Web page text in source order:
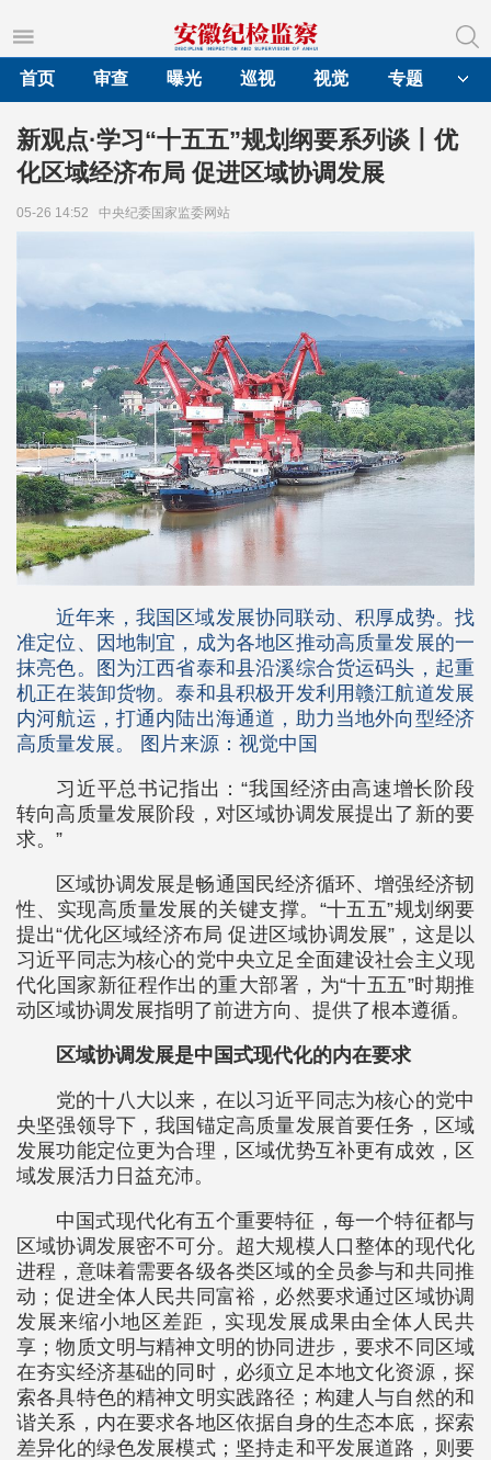
首页
审查 曝光 巡视 视觉 专题
新观点·学习“十五五”规划纲要系列谈丨优
化区域经济布局 促进区域协调发展
05-26 14:52 中央纪委国家监委网站
近年来，我国区域发展协同联动、积厚成势。找
准定位、因地制宜，成为各地区推动高质量发展的一
抹亮色。图为江西省泰和县沿溪综合货运码头，起重
机正在装卸货物。泰和县积极开发利用赣江航道发展
内河航运，打通内陆出海通道，助力当地外向型经济
高质量发展。 图片来源：视觉中国
习近平总书记指出：“我国经济由高速增长阶段
转向高质量发展阶段，对区域协调发展提出了新的要
求。”
区域协调发展是畅通国民经济循环、增强经济韧
性、实现高质量发展的关键支撑。“十五五”规划纲要
提出“优化区域经济布局 促进区域协调发展”，这是以
习近平同志为核心的党中央立足全面建设社会主义现
代化国家新征程作出的重大部署，为“十五五”时期推
动区域协调发展指明了前进方向、提供了根本遵循。
区域协调发展是中国式现代化的内在要求
党的十八大以来，在以习近平同志为核心的党中
央坚强领导下，我国锚定高质量发展首要任务，区域
发展功能定位更为合理，区域优势互补更有成效，区
域发展活力日益充沛。
中国式现代化有五个重要特征，每一个特征都与
区域协调发展密不可分。超大规模人口整体的现代化
进程，意味着需要各级各类区域的全员参与和共同推
动；促进全体人民共同富裕，必然要求通过区域协调
发展来缩小地区差距，实现发展成果由全体人民共
享；物质文明与精神文明的协同进步，要求不同区域
在夯实经济基础的同时，必须立足本地文化资源，探
索各具特色的精神文明实践路径；构建人与自然的和
谐关系，内在要求各地区依据自身的生态本底，探索
差异化的绿色发展模式；坚持走和平发展道路，则要